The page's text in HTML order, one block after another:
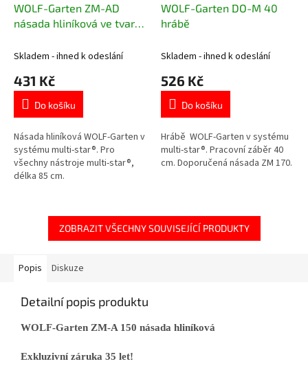
WOLF-Garten ZM-AD
násada hliníková ve tvaru
Skladem - ihned k odeslání
431 Kč
Do košíku
Násada hliníková WOLF-Garten v
systému multi-star®. Pro
všechny nástroje multi-star®,
délka 85 cm.
WOLF-Garten DO-M 40
hrábě
Skladem - ihned k odeslání
526 Kč
Do košíku
Hrábě WOLF-Garten v systému
multi-star®. Pracovní záběr 40
cm. Doporučená násada ZM 170.
ZOBRAZIT VŠECHNY SOUVISEJÍCÍ PRODUKTY
Popis Diskuze
Detailní popis produktu
WOLF-Garten ZM-A 150 násada hliníková
Exkluzivní záruka 35 let!